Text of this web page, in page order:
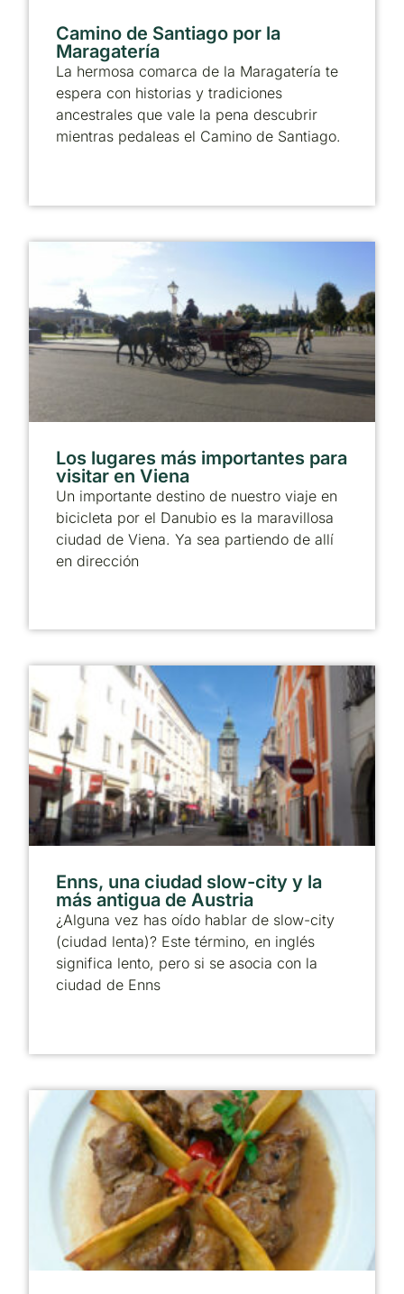
Camino de Santiago por la
Maragatería
La hermosa comarca de la Maragatería te
espera con historias y tradiciones
ancestrales que vale la pena descubrir
mientras pedaleas el Camino de Santiago.
Los lugares más importantes para
visitar en Viena
Un importante destino de nuestro viaje en
bicicleta por el Danubio es la maravillosa
ciudad de Viena. Ya sea partiendo de allí
en dirección
Enns, una ciudad slow-city y la
más antigua de Austria
¿Alguna vez has oído hablar de slow-city
(ciudad lenta)? Este término, en inglés
significa lento, pero si se asocia con la
ciudad de Enns